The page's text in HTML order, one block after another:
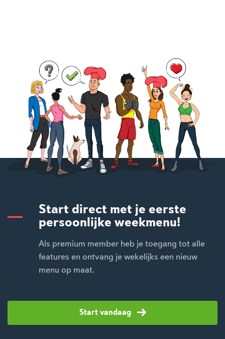
Start direct met je eerste
persoonlijke weekmenu!
Als premium member heb je toegang tot alle
features en ontvang je wekelijks een nieuw
menu op maat.
Start vandaag